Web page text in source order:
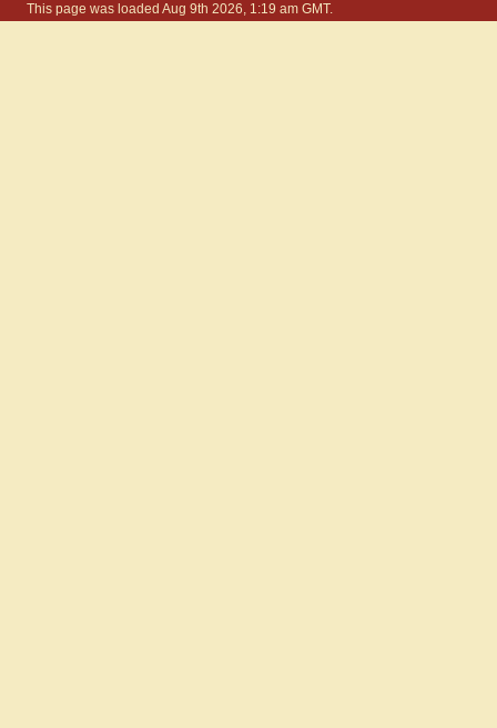
This page was loaded Aug 9th 2026, 1:19 am GMT.